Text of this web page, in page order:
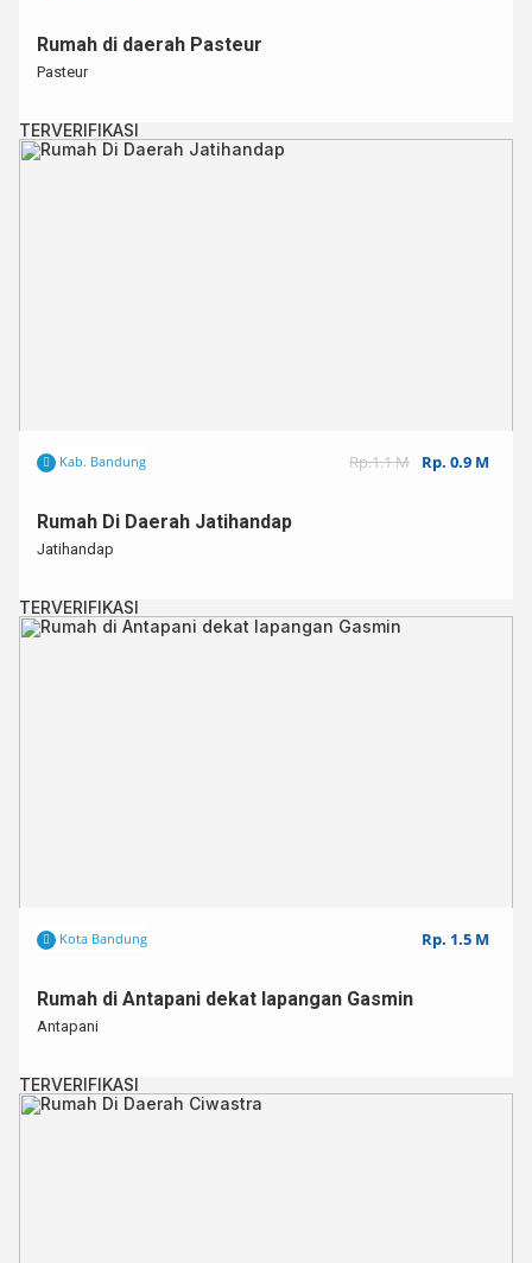
Rumah di daerah Pasteur
Pasteur
TERVERIFIKASI
Kab. Bandung Rp.1.1 M Rp. 0.9 M
Rumah Di Daerah Jatihandap
Jatihandap
TERVERIFIKASI
Kota Bandung Rp. 1.5 M
Rumah di Antapani dekat lapangan Gasmin
Antapani
TERVERIFIKASI